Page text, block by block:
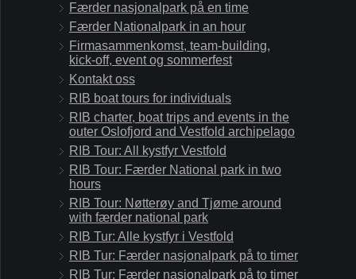
Færder nasjonalpark på en time
Færder Nationalpark in an hour
Firmasammenkomst, team-building,
kick-off, event og sommerfest
Kontakt oss
RIB boat tours for individuals
RIB charter, boat trips and events in the
outer Oslofjord and Vestfold archipelago
RIB Tour: All kystfyr Vestfold
RIB Tour: Færder National park in two
hours
RIB Tour: Nøtterøy and Tjøme around
with færder national park
RIB Tur: Alle kystfyr i Vestfold
RIB Tur: Færder nasjonalpark på to timer
RIB Tur: Færder nasjonalpark på to timer